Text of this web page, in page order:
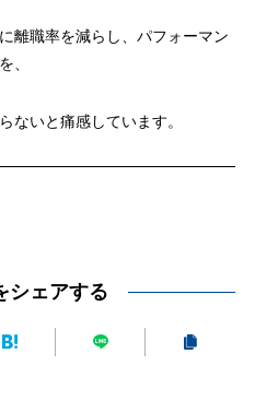
離職率を減らし、パフォーマン
、
ないと痛感しています。
シェアする